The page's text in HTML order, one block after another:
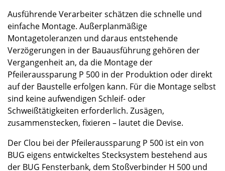
Ausführende Verarbeiter schätzen die schnelle und
einfache Montage. Außerplanmäßige
Montagetoleranzen und daraus entstehende
Verzögerungen in der Bauausführung gehören der
Vergangenheit an, da die Montage der
Pfeileraussparung P 500 in der Produktion oder direkt
auf der Baustelle erfolgen kann. Für die Montage selbst
sind keine aufwendigen Schleif- oder
Schweißtätigkeiten erforderlich. Zusägen,
zusammenstecken, fixieren – lautet die Devise.
Der Clou bei der Pfeileraussparung P 500 ist ein von
BUG eigens entwickeltes Stecksystem bestehend aus
der BUG Fensterbank, dem Stoßverbinder H 500 und